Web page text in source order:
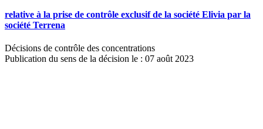
relative à la prise de contrôle exclusif de la société Elivia par la
société Terrena
Décisions de contrôle des concentrations
Publication du sens de la décision le : 07 août 2023